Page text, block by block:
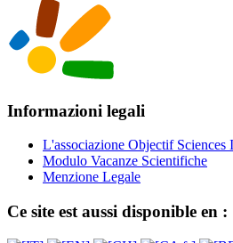
Informazioni legali
L'associazione Objectif Sciences
Modulo Vacanze Scientifiche
Menzione Legale
Ce site est aussi disponible en :